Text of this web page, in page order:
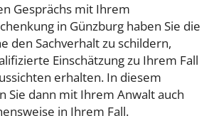
Gesprächs mit Ihrem
in Günzburg haben Sie die
den Sachverhalt zu schildern,
Einschätzung zu Ihrem Fall
erhalten. In diesem
Sie dann mit Ihrem Anwalt auch
in Ihrem Fall.